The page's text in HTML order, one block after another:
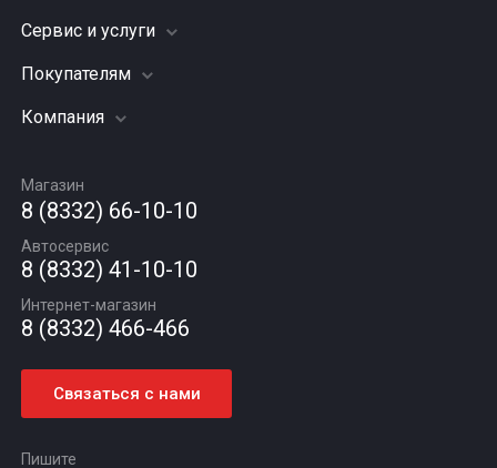
Шины
Грузовые шины
Диски
Автомасла
Сервис и услуги
Заправка кондиционера
Подвеска (ходовая часть)
Шиномонтаж
Покупателям
Акции
Гарантии и возврат
Компания
Вакансии
Новости
Статьи
Контакты
Магазин
8 (8332) 66-10-10
Автосервис
8 (8332) 41-10-10
Интернет-магазин
8 (8332) 466-466
Связаться с нами
Пишите